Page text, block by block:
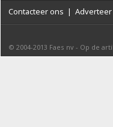
Contacteer ons | Adverteer
© 2004-2013 Faes nv - Op de